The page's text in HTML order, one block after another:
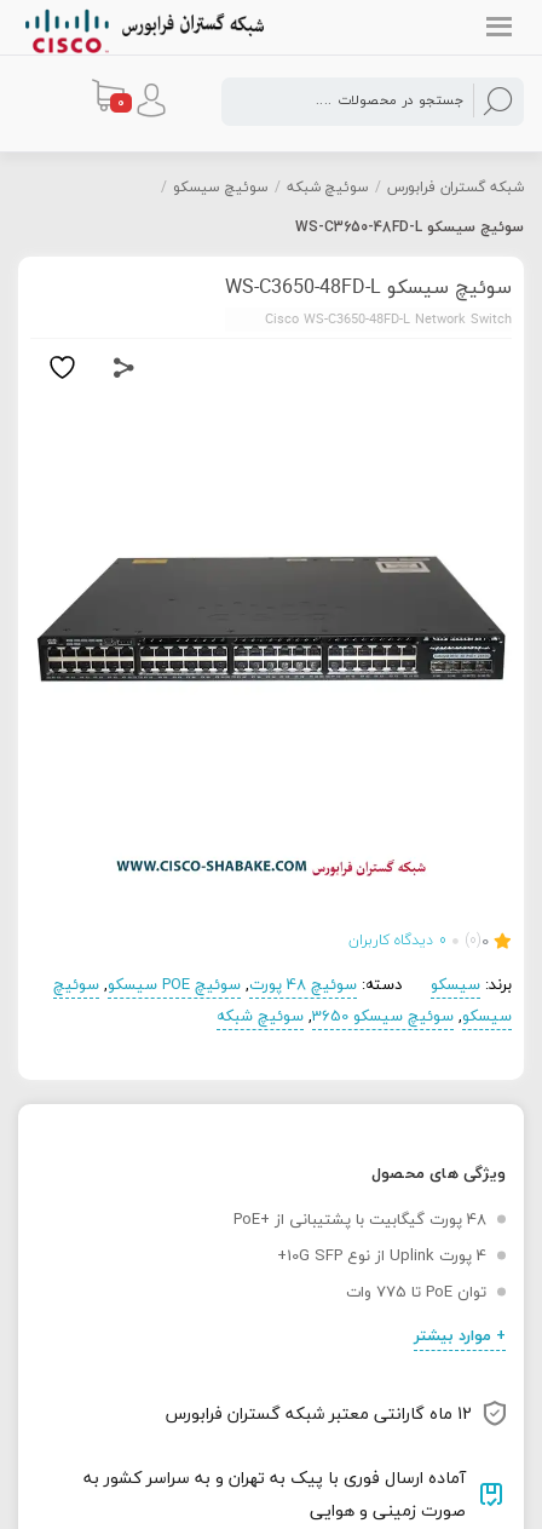
0
شبکه گستران فرابورس / سوئیچ شبکه / سوئیچ سیسکو /
سوئیچ سیسکو WS-C3650-48FD-L
سوئیچ سیسکو WS-C3650-48FD-L
Cisco WS-C3650-48FD-L Network Switch
0
(0)
0 دیدگاه کاربران
برند: سیسکو دسته: سوئیچ 48 پورت ,سوئیچ POE سیسکو ,سوئیچ
سیسکو,سوئیچ سیسکو 3650 ,سوئیچ شبکه
ویژگی های محصول
48 پورت گیگابیت با پشتیبانی از +PoE
4 پورت Uplink از نوع 10G SFP+
توان PoE تا 775 وات
+ موارد بیشتر
12 ماه گارانتی معتبر شبکه گستران فرابورس
آماده ارسال فوری با پیک به تهران و به سراسر کشور به
صورت زمینی و هوایی